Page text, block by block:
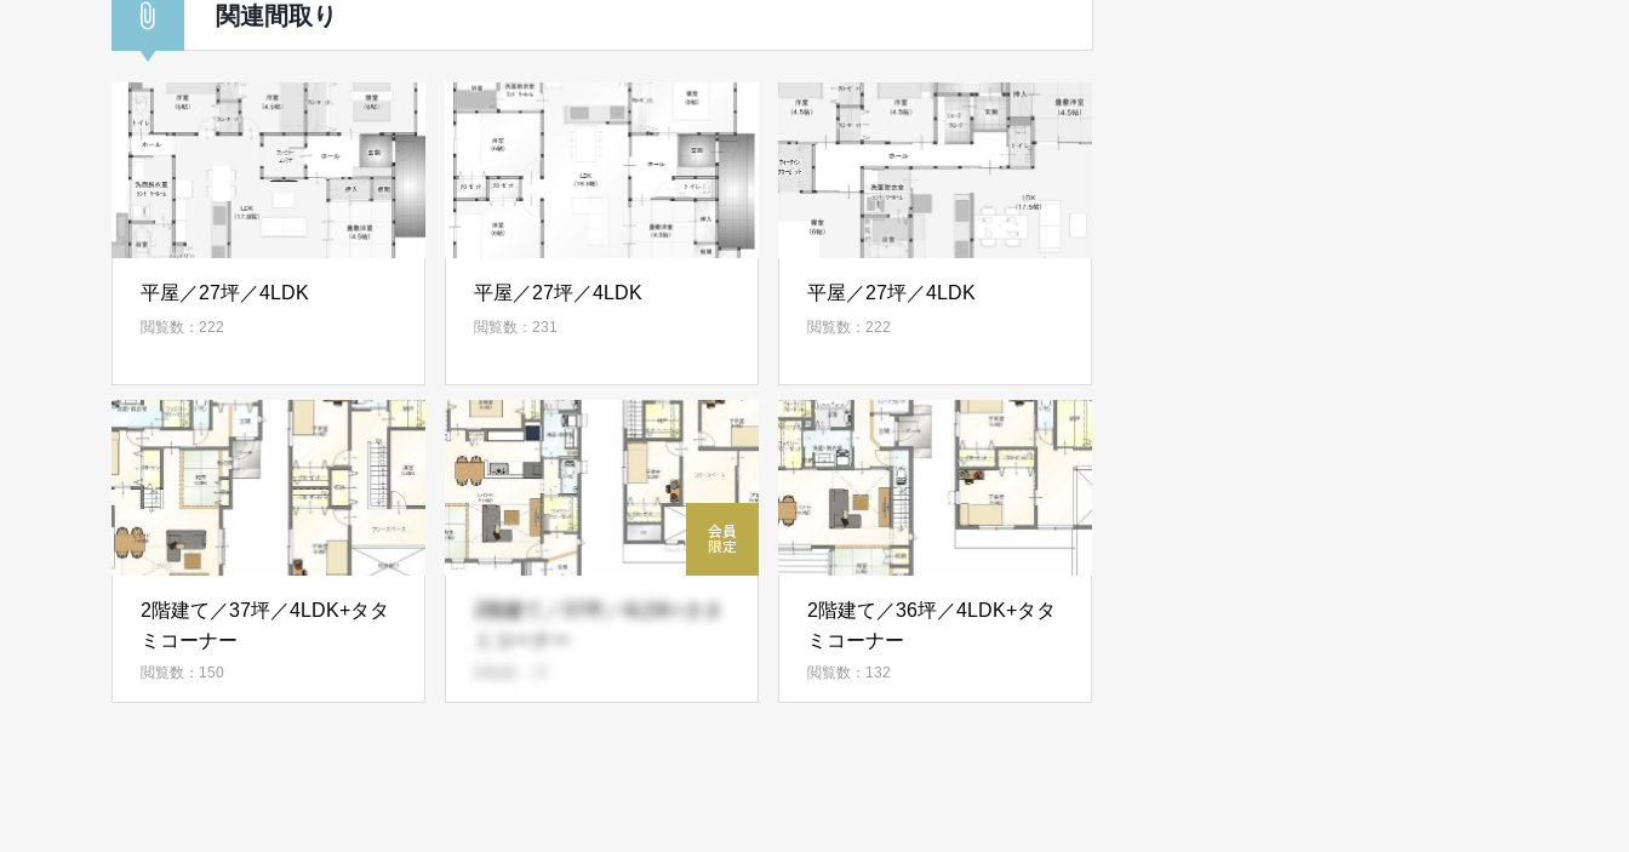
関連間取り
平屋／27坪／4LDK
閲覧数：222
平屋／27坪／4LDK
閲覧数：231
平屋／27坪／4LDK
閲覧数：222
2階建て／37坪／4LDK+タタ
ミコーナー
閲覧数：150
2階建て／37坪／4LDK+タタ
2階建て／36坪／4LDK+タタ
ミコーナー
閲覧数：132